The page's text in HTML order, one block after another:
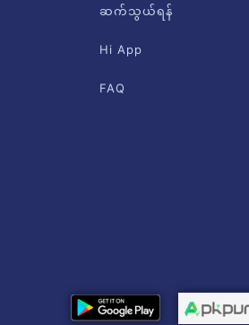
ဆက်သွယ်ရန်
Hi App
FAQ